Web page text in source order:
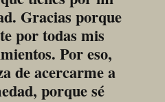
Gracias porque
por todas mis
Por eso,
de acercarme a
porque sé